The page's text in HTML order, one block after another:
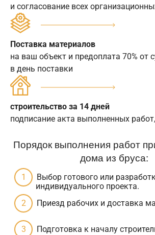
и согласование всех
Поставка материалов
на ваш объект и предоплата 70% от
в день поставки
строительство за 14 дней
подписание акта выполненных
Порядок выполнения работ
дома из бруса:
Выбор готового или
индивидуального проекта.
Приезд рабочих и доставка
Подготовка к началу